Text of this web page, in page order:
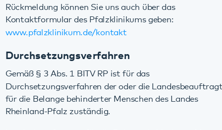
Demografie des Landes Rheinland-Pfalz
Bauhofstraße 9
55116 Mainz
Fax: 0 61 31 / 16 17 53 42